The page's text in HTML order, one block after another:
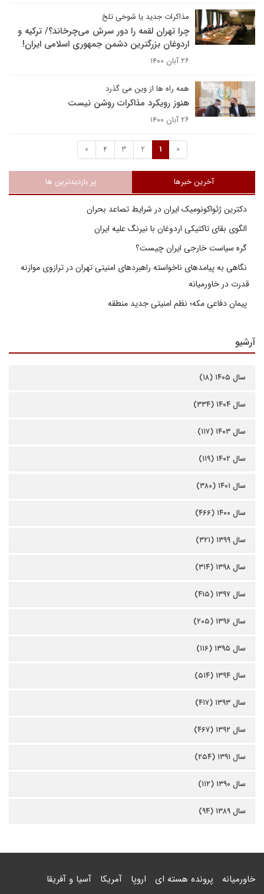
مذاکرات جدید یا شوخی تلخ
چرا تهران لقمه را دور سرش می‌چرخاند؟/ ترکیه و
اردوغان بزرگترین دشمن جمهوری اسلامی ایران!
۲۶ آبان ۱۴۰۰
همه راه ها از وین می گذرد
هنوز رویکرد مذاکرات روشن نیست
۲۶ آبان ۱۴۰۰
«
1
2
3
4
»
آخرین خبرها پر بازدیدترین ها
دکترین ژئواکونومیک ایران در شرایط تصاعد بحران
الگوی بقای تاکتیکی اردوغان با نیرنگ علیه ایران
گره سیاست خارجی ایران چیست؟
نگاهی به پیامدهای ناخواسته راهبردهای امنیتی تهران در ترازوی موازنه
قدرت در خاورمیانه
پیمان دفاعی مکه؛ نظم امنیتی جدید منطقه
آرشیو
سال ۱۴۰۵ (۱۸)
سال ۱۴۰۴ (۳۳۴)
سال ۱۴۰۳ (۱۱۷)
سال ۱۴۰۲ (۱۱۹)
سال ۱۴۰۱ (۳۸۰)
سال ۱۴۰۰ (۴۶۶)
سال ۱۳۹۹ (۳۲۱)
سال ۱۳۹۸ (۳۱۴)
سال ۱۳۹۷ (۴۱۵)
سال ۱۳۹۶ (۲۰۵)
سال ۱۳۹۵ (۱۱۶)
سال ۱۳۹۴ (۵۱۴)
سال ۱۳۹۳ (۴۱۷)
سال ۱۳۹۲ (۴۶۷)
سال ۱۳۹۱ (۲۵۴)
سال ۱۳۹۰ (۱۱۲)
سال ۱۳۸۹ (۹۴)
خاورمیانه پرونده هسته ای اروپا آمریکا آسیا و آفریقا